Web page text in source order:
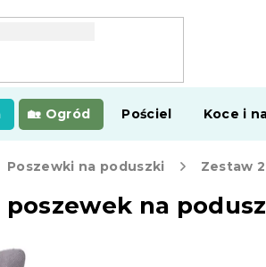
Ogród Pościel Koce i
Poszewki na poduszki
na